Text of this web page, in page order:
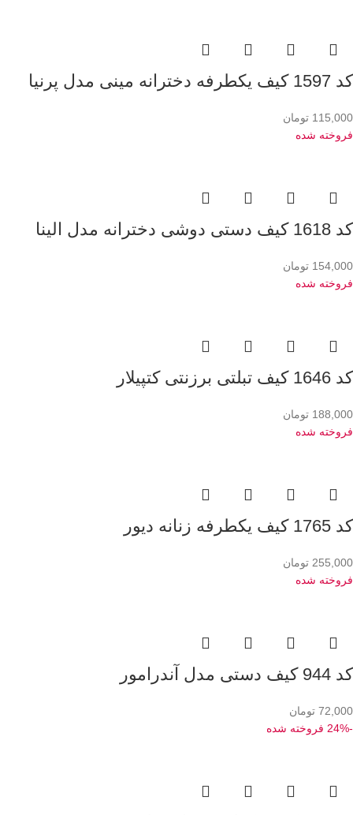
کد 1597 کیف یکطرفه دخترانه مینی مدل پرنیا
115,000 تومان
فروخته شده
کد 1618 کیف دستی دوشی دخترانه مدل الینا
154,000 تومان
فروخته شده
کد 1646 کیف تبلتی برزنتی کتپیلار
188,000 تومان
فروخته شده
کد 1765 کیف یکطرفه زنانه دیور
255,000 تومان
فروخته شده
کد 944 کیف دستی مدل آندرامور
72,000 تومان
-24%
فروخته شده